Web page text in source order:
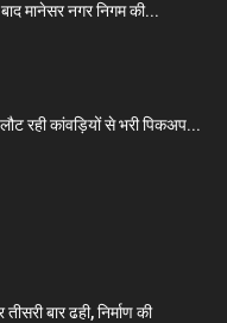
मानेसर नगर निगम की...
रही कांवड़ियों से भरी पिकअप...
तीसरी बार ढही, निर्माण की